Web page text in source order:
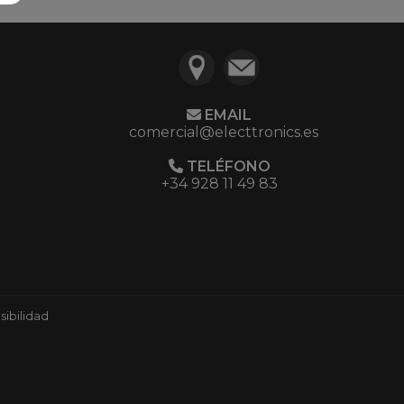
EMAIL
comercial@electtronics.es
TELÉFONO
+34 928 11 49 83